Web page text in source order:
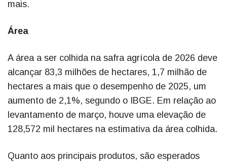
mais.
Área
A área a ser colhida na safra agrícola de 2026 deve
alcançar 83,3 milhões de hectares, 1,7 milhão de
hectares a mais que o desempenho de 2025, um
aumento de 2,1%, segundo o IBGE. Em relação ao
levantamento de março, houve uma elevação de
128,572 mil hectares na estimativa da área colhida.
Quanto aos principais produtos, são esperados